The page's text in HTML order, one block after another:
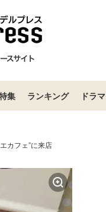
集 ランキング ドラマ
カフェ”に来店